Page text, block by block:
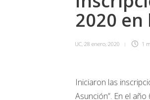
2020 en
UC, 28 enero, 2020 1
Iniciaron las
Asunción”. En el